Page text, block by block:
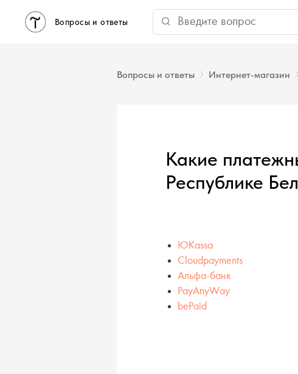
Вопросы и ответы
Вопросы и ответы Интернет-магазин
Какие
Республике
ЮKassa
Cloudpayments
Альфа-банк
PayAnyWay
bePaid